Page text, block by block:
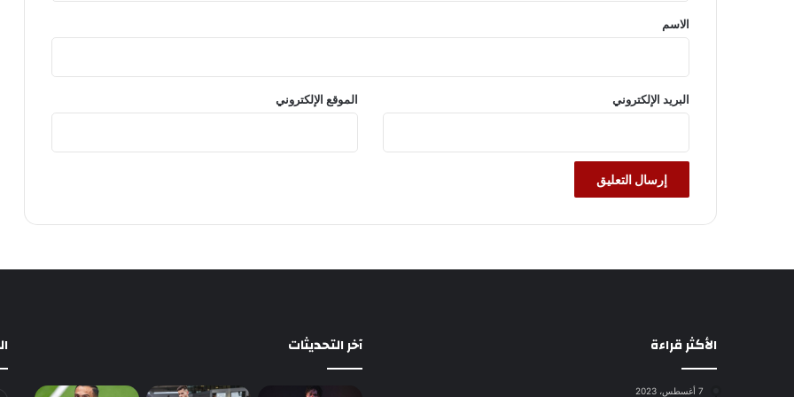
*
الاسم
البريد الإلكتروني الموقع الإلكتروني
الأكثر قراءة
7 أغسطس، 2023
آخر التحديثات